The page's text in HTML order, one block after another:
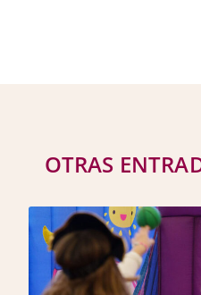
OTRAS